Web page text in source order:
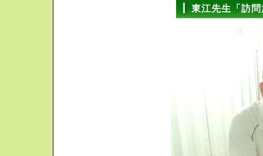
東江先生「訪